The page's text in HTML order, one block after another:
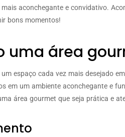
aconchegante e convidativo.
bons momentos!
uma área
espaço cada vez mais desejado
em um ambiente aconchegante e
área gourmet que seja prática e